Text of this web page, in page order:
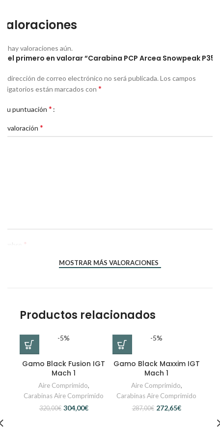
hay valoraciones aún.
el primero en valorar “Carabina PCP Arcea Snowpeak P35”
dirección de correo electrónico no será publicada.Los campos
están marcados con *
Tu puntuación *
valoración *
*
electrónico*
MOSTRAR MÁS VALORACIONES
Productos relacionados
-5%
Gamo Black Fusion IGT
Mach 1
Aire Comprimido,
Carabinas Aire Comprimido
320,00€ 304,00€
-5%
Gamo Black Maxxim IGT
Mach 1
Aire Comprimido,
Carabinas Aire Comprimido
287,00€ 272,65€